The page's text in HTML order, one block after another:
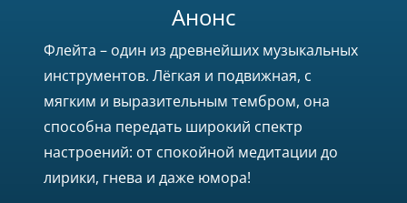
Анонс
Флейта – один из древнейших музыкальных
инструментов. Лёгкая и подвижная, с
мягким и выразительным тембром, она
способна передать широкий спектр
настроений: от спокойной медитации до
лирики, гнева и даже юмора!